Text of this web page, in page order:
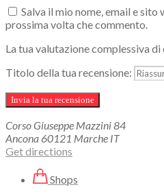
Salva il mio nome, email e
prossima volta che commento.
La tua valutazione complessiva di
Titolo della tua recensione:
Corso Giuseppe Mazzini84
Ancona 60121 Marche IT
Get directions
Shops